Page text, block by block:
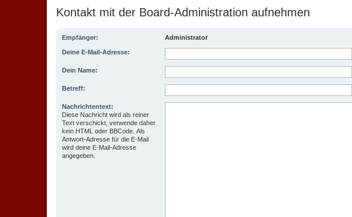
Kontakt mit der Board-Administration aufnehmen
Empfänger: Administrator
Deine E-Mail-Adresse:
Dein Name:
Betreff:
Nachrichtentext:
Diese Nachricht wird als reiner
Text verschickt, verwende daher
kein HTML oder BBCode. Als
Antwort-Adresse für die E-Mail
wird deine E-Mail-Adresse
angegeben.